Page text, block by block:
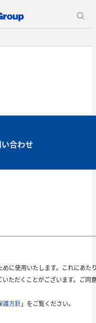
合わせ
に使用いたします。これにあた
ただくことがございます。ご同
護方針」をご覧ください。